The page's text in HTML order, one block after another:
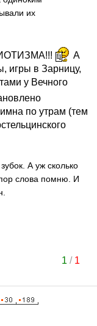
их
А
игры в Зарницу,
у Вечного
по утрам (тем
А уж сколько
слова помню. И
1 / 1